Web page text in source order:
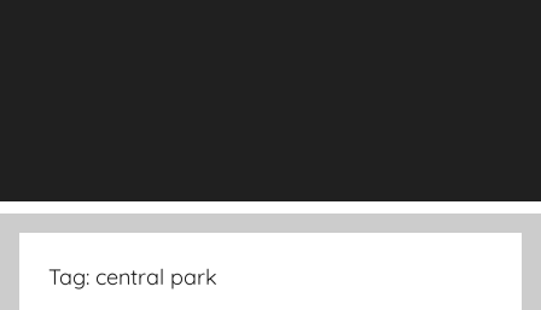
Tag: central park